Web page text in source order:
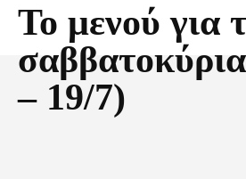
Το μενού για
– 19/7)